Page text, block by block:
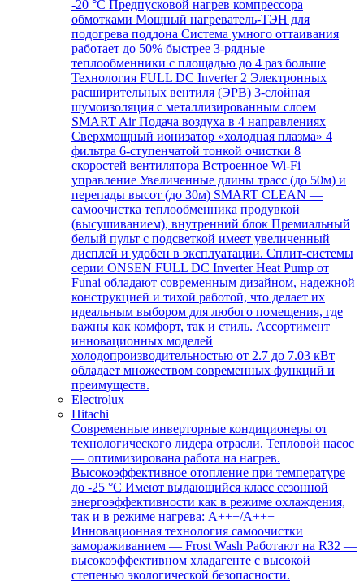
-20 °C Предпусковой нагрев компрессора
обмотками Мощный нагреватель-ТЭН для
подогрева поддона Система умного оттаивания
работает до 50% быстрее 3-рядные
теплообменники с площадью до 4 раз больше
Технология FULL DC Inverter 2 Электронных
расширительных вентиля (ЭРВ) 3-слойная
шумоизоляция с металлизированным слоем
SMART Air Подача воздуха в 4 направлениях
Сверхмощный ионизатор «холодная плазма» 4
фильтра 6-ступенчатой тонкой очистки 8
скоростей вентилятора Встроенное Wi-Fi
управление Увеличенные длины трасс (до 50м) и
перепады высот (до 30м) SMART CLEAN —
самоочистка теплообменника продувкой
(высушиванием), внутренний блок Премиальный
белый пульт с подсветкой имеет увеличенный
дисплей и удобен в эксплуатации. Сплит-системы
серии ONSEN FULL DC Inverter Heat Pump от
Funai обладают современным дизайном, надежной
конструкцией и тихой работой, что делает их
идеальным выбором для любого помещения, где
важны как комфорт, так и стиль. Ассортимент
инновационных моделей
холодопроизводительностью от 2.7 до 7.03 кВт
обладает множеством современных функций и
преимуществ.
Electrolux
Hitachi
Современные инверторные кондиционеры от
технологического лидера отрасли. Тепловой насос
— оптимизирована работа на нагрев.
Высокоэффективное отопление при температуре
до -25 °С Имеют выдающийся класс сезонной
энергоэффективности как в режиме охлаждения,
так и в режиме нагрева: А+++/A+++
Инновационная технология самоочистки
замораживанием — Frost Wash Работают на R32 —
высокоэффективном хладагенте с высокой
степенью экологической безопасности.